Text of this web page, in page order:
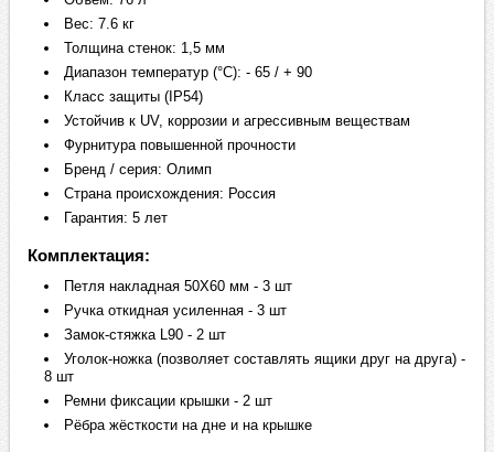
Вес: 7.6 кг
Толщина стенок: 1,5 мм
Диапазон температур (°C): - 65 / + 90
Класс защиты (IP54)
Устойчив к UV, коррозии и агрессивным веществам
Фурнитура повышенной прочности
Бренд / серия: Олимп
Страна происхождения: Россия
Гарантия: 5 лет
Комплектация:
Петля накладная 50Х60 мм - 3 шт
Ручка откидная усиленная - 3 шт
Замок-стяжка L90 - 2 шт
Уголок-ножка (позволяет составлять ящики друг на друга) -
8 шт
Ремни фиксации крышки - 2 шт
Рёбра жёсткости на дне и на крышке